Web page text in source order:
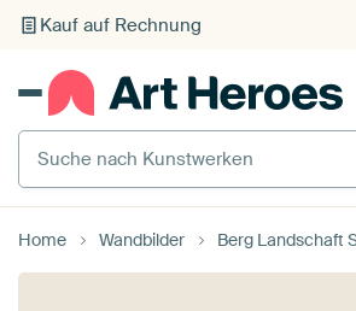
Kauf auf Rechnung
Individueller Druck auf Bestellung
Suche nach Kunstwerken
Home Wandbilder Berg Landschaft